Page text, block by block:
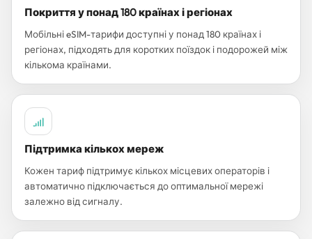
Покриття у понад 180 країнах і регіонах
Мобільні eSIM-тарифи доступні у понад 180 країнах і
регіонах, підходять для коротких поїздок і подорожей між
кількома країнами.
Підтримка кількох мереж
Кожен тариф підтримує кількох місцевих операторів і
автоматично підключається до оптимальної мережі
залежно від сигналу.